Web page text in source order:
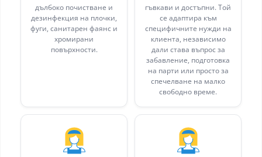
дълбоко почистване и
дезинфекция на плочки,
фуги, санитарен фаянс и
хромирани
повърхности.
гъвкави и достъпни. Той
се адаптира към
специфичните нужди на
клиента, независимо
дали става въпрос за
забавление, подготовка
на парти или просто за
спечелване на малко
свободно време.